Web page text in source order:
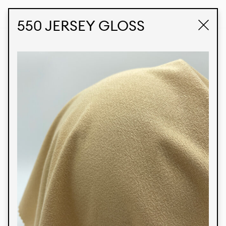
550 JERSEY GLOSS
Produtos
Temos orgulho de expressar nossa identidade
brasileira por meio de nossos tecidos e estampas
personalizadas, trabalhando em colaboração
com nossos clientes e dando vida aos seus
conceitos e criações. Nossa extensa linha de
produtos tem opções para diferentes mercados.
Oferecemos também tecidos ecológicos e
tecnológicos que podem ser acabados em
qualquer cor sólida ou impressão digital.
Cores